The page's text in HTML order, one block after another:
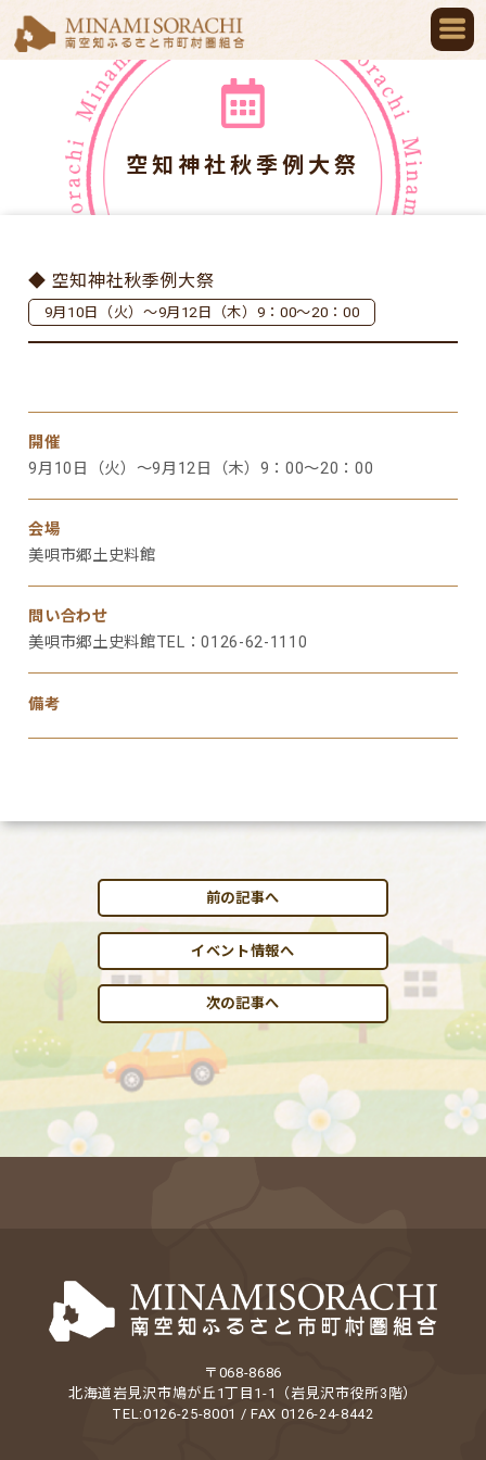
空知神社秋季例大祭
◆ 空知神社秋季例大祭
9月10日（火）～9月12日（木）9：00～20：00
開催
9月10日（火）～9月12日（木）9：00～20：00
会場
美唄市郷土史料館
問い合わせ
美唄市郷土史料館TEL：0126-62-1110
備考
前の記事へ
イベント情報へ
次の記事へ
〒068-8686
北海道岩見沢市鳩が丘1丁目1-1（岩見沢市役所3階）
TEL:0126-25-8001 / FAX 0126-24-8442